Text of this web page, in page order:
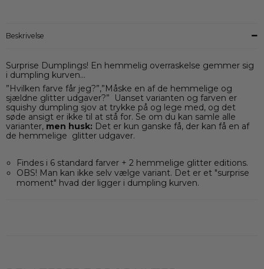
Beskrivelse
Surprise Dumplings! En hemmelig overraskelse gemmer sig
i dumpling kurven…
”Hvilken farve får jeg?”,”Måske en af de hemmelige og
sjældne glitter udgaver?” Uanset varianten og farven er
squishy dumpling sjov at trykke på og lege med, og det
søde ansigt er ikke til at stå for. Se om du kan samle alle
varianter, men husk: Det er kun ganske få, der kan få en af
de hemmelige glitter udgaver.
Findes i 6 standard farver + 2 hemmelige glitter editions.
OBS! Man kan ikke selv vælge variant. Det er et "surprise
moment" hvad der ligger i dumpling kurven.